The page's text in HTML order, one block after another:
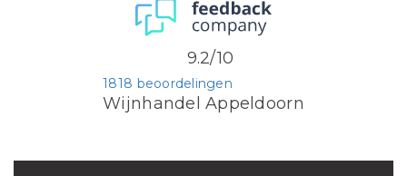
Wijnhandel Appeldoorn
1818 beoordelingen
9.2/10